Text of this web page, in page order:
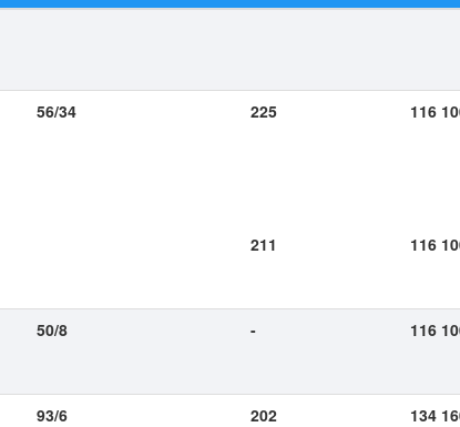
56/34 225
211
116
116
50/8 - 116
93/6 202 134